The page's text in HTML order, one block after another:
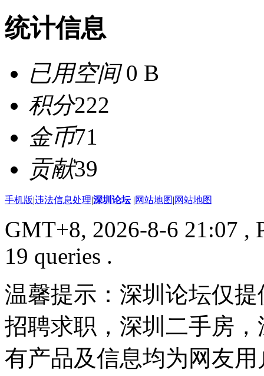
统计信息
已用空间0 B
积分222
金币71
贡献39
手机版|违法信息处理|深圳论坛 |网站地图|网站地图
GMT+8, 2026-8-6 21:07 ,
19 queries .
温馨提示：深圳论坛仅
招聘求职，深圳二手房
有产品及信息均为网友